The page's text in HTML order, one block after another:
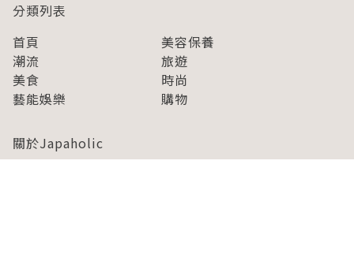
分類列表
首頁
美容保養
潮流
旅遊
美食
時尚
藝能娛樂
購物
關於Japaholic